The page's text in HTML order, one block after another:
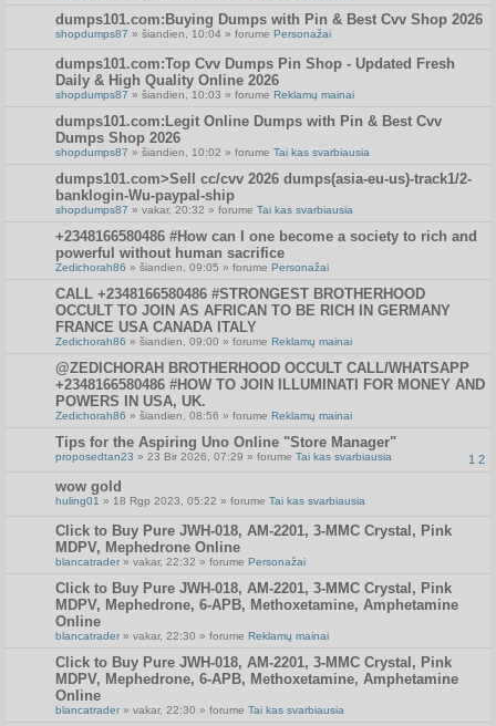
dumps101.com:Buying Dumps with Pin & Best Cvv Shop 2026
shopdumps87 » šiandien, 10:04 » forume Personažai
dumps101.com:Top Cvv Dumps Pin Shop - Updated Fresh
Daily & High Quality Online 2026
shopdumps87 » šiandien, 10:03 » forume Reklamų mainai
dumps101.com:Legit Online Dumps with Pin & Best Cvv
Dumps Shop 2026
shopdumps87 » šiandien, 10:02 » forume Tai kas svarbiausia
dumps101.com>Sell cc/cvv 2026 dumps(asia-eu-us)-track1/2-
banklogin-Wu-paypal-ship
shopdumps87 » vakar, 20:32 » forume Tai kas svarbiausia
+2348166580486 #How can I one become a society to rich and
powerful without human sacrifice
Zedichorah86 » šiandien, 09:05 » forume Personažai
CALL +2348166580486 #STRONGEST BROTHERHOOD
OCCULT TO JOIN AS AFRICAN TO BE RICH IN GERMANY
FRANCE USA CANADA ITALY
Zedichorah86 » šiandien, 09:00 » forume Reklamų mainai
@ZEDICHORAH BROTHERHOOD OCCULT CALL/WHATSAPP
+2348166580486 #HOW TO JOIN ILLUMINATI FOR MONEY AND
POWERS IN USA, UK.
Zedichorah86 » šiandien, 08:56 » forume Reklamų mainai
Tips for the Aspiring Uno Online "Store Manager"
1 2
proposedtan23 » 23 Bir 2026, 07:29 » forume Tai kas svarbiausia
wow gold
huling01 » 18 Rgp 2023, 05:22 » forume Tai kas svarbiausia
Click to Buy Pure JWH-018, AM-2201, 3-MMC Crystal, Pink
MDPV, Mephedrone Online
blancatrader » vakar, 22:32 » forume Personažai
Click to Buy Pure JWH-018, AM-2201, 3-MMC Crystal, Pink
MDPV, Mephedrone, 6-APB, Methoxetamine, Amphetamine
Online
blancatrader » vakar, 22:30 » forume Reklamų mainai
Click to Buy Pure JWH-018, AM-2201, 3-MMC Crystal, Pink
MDPV, Mephedrone, 6-APB, Methoxetamine, Amphetamine
Online
blancatrader » vakar, 22:30 » forume Tai kas svarbiausia